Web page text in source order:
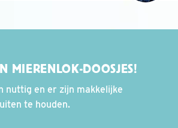
MIERENLOK-DOOSJES!
nuttig en er zijn makkelijke
te houden.